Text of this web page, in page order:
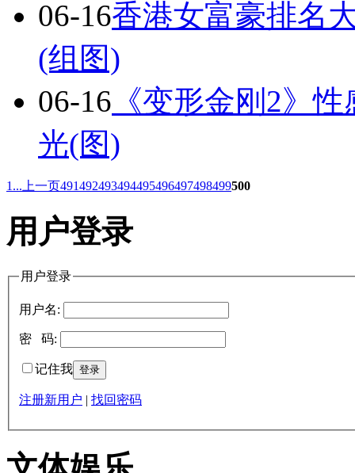
06-16香港女富豪排名
(组图)
06-16 《变形金刚2》
光(图)
1... 上一页491492493494495496497498499500
用户登录
用户登录
用户名:
密 码:
记住我
注册新用户 | 找回密码